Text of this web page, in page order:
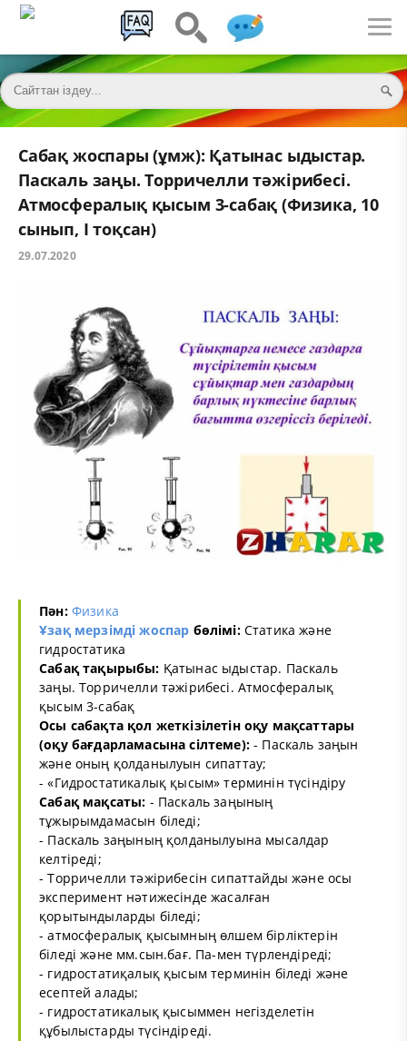
Сабақ жоспары (ұмж): Қатынас ыдыстар.
Паскаль заңы. Торричелли тәжірибесі.
Атмосфералық қысым 3-сабақ (Физика, 10
сынып, I тоқсан)
29.07.2020
Пән: Физика
Ұзақ мерзімді жоспар бөлімі:Статика және
гидростатика
Сабақ тақырыбы: Қатынас ыдыстар. Паскаль
заңы. Торричелли тәжірибесі. Атмосфералық
қысым 3-сабақ
Осы сабақта қол жеткізілетін оқу мақсаттары
(оқу бағдарламасына сілтеме):- Паскаль заңын
және оның қолданылуын сипаттау;
- «Гидростатикалық қысым» терминін түсіндіру
Сабақ мақсаты: - Паскаль заңының
тұжырымдамасын біледі;
- Паскаль заңының қолданылуына мысалдар
келтіреді;
- Торричелли тәжірибесін сипаттайды және осы
эксперимент нәтижесінде жасалған
қорытындыларды біледі;
- атмосфералық қысымның өлшем бірліктерін
біледі және мм.сын.бағ. Па-мен түрлендіреді;
- гидростатиқалық қысым терминін біледі және
есептей алады;
- гидростатикалық қысыммен негізделетін
құбылыстарды түсіндіреді.